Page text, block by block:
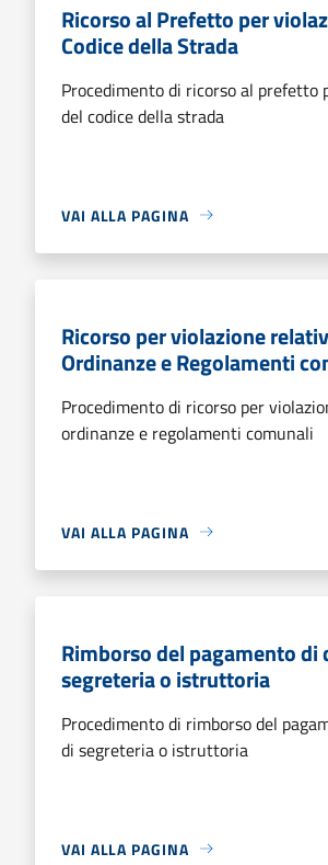
Ricorso al Prefetto per
Codice della Strada
Procedimento di ricorso al prefetto
del codice della strada
VAI ALLA PAGINA
Ricorso per violazione
Ordinanze e Regolamenti
Procedimento di ricorso per
ordinanze e regolamenti comunali
VAI ALLA PAGINA
Rimborso del pagamento
segreteria o istruttoria
Procedimento di rimborso del
di segreteria o istruttoria
VAI ALLA PAGINA